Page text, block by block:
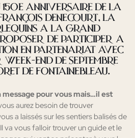
anniversaire de la
DENECOURT,la
a la grand
de participer a
en partenariat avec
week-end de septembre
DE FONTAINEBLEAU.
message pour vous mais…il est
aurez besoin de trouver
a laissés sur les sentiers balisés de
va vous falloir trouver un guide et le